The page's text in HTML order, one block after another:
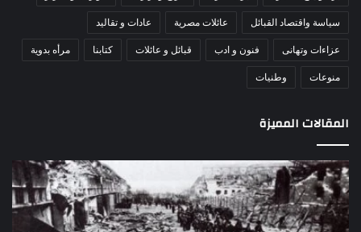
سياسة واقتصاد القبائل عائلات مصرية عادات و تقاليد
عزاءات وتهانى فنون و ادب قبائل و عائلات كتابنا مرأه بدوية
منوعات وطنيات
المقالات المميزة
مذبحة
اللد..
القصة
الكاملة